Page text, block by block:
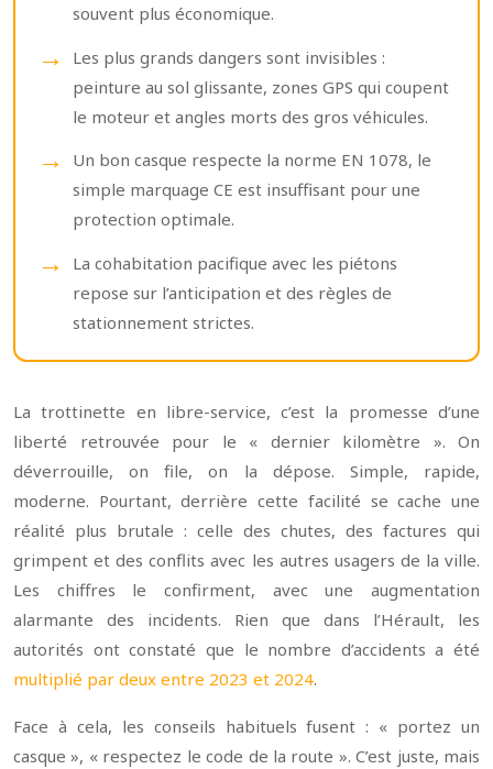
souvent plus économique.
Les plus grands dangers sont invisibles :
peinture au sol glissante, zones GPS qui coupent
le moteur et angles morts des gros véhicules.
Un bon casque respecte la norme EN 1078, le
simple marquage CE est insuffisant pour une
protection optimale.
La cohabitation pacifique avec les piétons
repose sur l’anticipation et des règles de
stationnement strictes.
La trottinette en libre-service, c’est la promesse d’une
liberté retrouvée pour le « dernier kilomètre ». On
déverrouille, on file, on la dépose. Simple, rapide,
moderne. Pourtant, derrière cette facilité se cache une
réalité plus brutale : celle des chutes, des factures qui
grimpent et des conflits avec les autres usagers de la ville.
Les chiffres le confirment, avec une augmentation
alarmante des incidents. Rien que dans l’Hérault, les
autorités ont constaté que le nombre d’accidents a été
multiplié par deux entre 2023 et 2024.
Face à cela, les conseils habituels fusent : « portez un
casque », « respectez le code de la route ». C’est juste, mais